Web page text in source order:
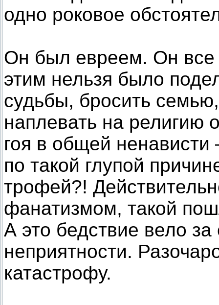
одно роковое
Он был евреем. Он все
этим нельзя было
судьбы, бросить
наплевать на религию
гоя в общей
по такой глупой
трофей?!
фанатизмом, такой
А это бедствие вело
неприятности.
катастрофу.